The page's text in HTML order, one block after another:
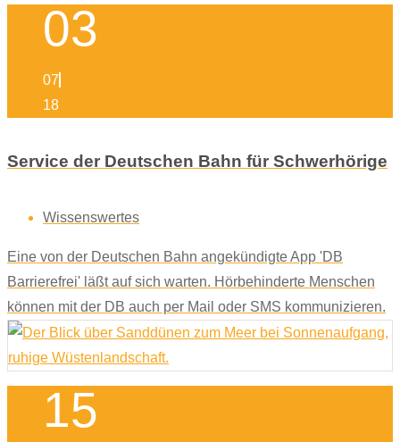
03
07
18
Service der Deutschen Bahn für Schwerhörige
Wissenswertes
Eine von der Deutschen Bahn angekündigte App 'DB
Barrierefrei' läßt auf sich warten. Hörbehinderte Menschen
können mit der DB auch per Mail oder SMS kommunizieren.
15